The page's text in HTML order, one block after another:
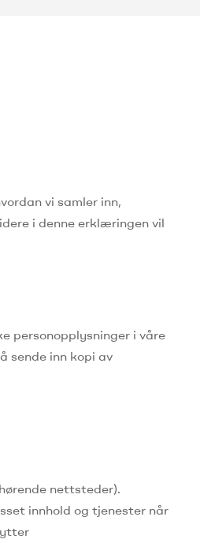
vi samler inn,
i denne erklæringen vil
personopplysninger i våre
sende inn kopi av
nettsteder).
innhold og tjenester når